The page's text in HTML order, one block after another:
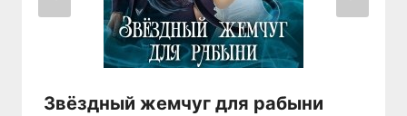
Звёздный жемчуг для рабыни